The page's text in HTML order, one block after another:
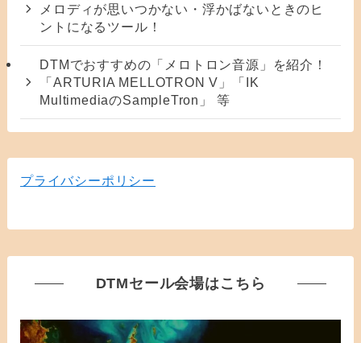
メロディが思いつかない・浮かばないときのヒ
ントになるツール！
DTMでおすすめの「メロトロン音源」を紹介！
「ARTURIA MELLOTRON V」「IK
MultimediaのSampleTron」 等
プライバシーポリシー
DTMセール会場はこちら